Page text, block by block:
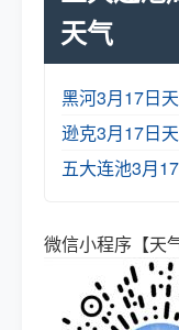
天气
黑河3月17日
逊克3月17日
五大连池3月
微信小程序【天